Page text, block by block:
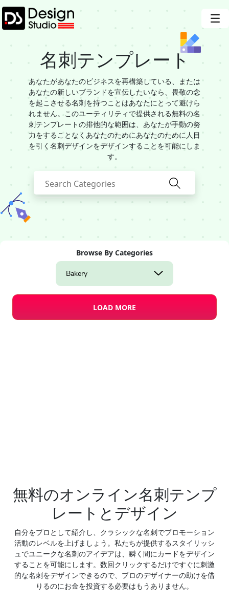
名刺テンプレート
あなたがあなたのビジネスを再構築している、または
あなたの新しいブランドを宣伝したいなら、畏敬の念
を起こさせる名刺を持つことはあなたにとって避けら
れません。このユーティリティで提供される無料の名
刺テンプレートの排他的な範囲は、あなたが手動の努
力をすることなくあなたのためにあなたのために人目
を引く名刺デザインをデザインすることを可能にしま
す。
Browse By Categories
Bakery
Business Card Templates
LOAD MORE
無料のオンライン名刺テンプ
レートとデザイン
自分をプロとして紹介し、クラシックな名刺でプロモーション
活動のレベルを上げましょう。私たちが提供するスタイリッシ
ュでユニークな名刺のアイデアは、瞬く間にカードをデザイン
することを可能にします。数回クリックするだけですぐに刺激
的な名刺をデザインできるので、プロのデザイナーの助けを借
りるのにお金を投資する必要はもうありません。